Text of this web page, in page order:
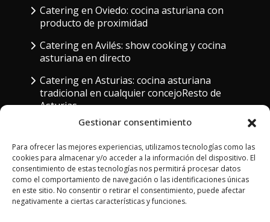
Gestionar consentimiento
Para ofrecer las mejores experiencias, utilizamos tecnologías como las
cookies para almacenar y/o acceder a la información del dispositivo. El
consentimiento de estas tecnologías nos permitirá procesar datos
como el comportamiento de navegación o las identificaciones únicas
en este sitio. No consentir o retirar el consentimiento, puede afectar
negativamente a ciertas características y funciones.
Catering en Oviedo: cocina asturiana con
producto de proximidad
Catering en Avilés: show cooking y cocina
asturiana en directo
Catering en Asturias: cocina asturiana
tradicional en cualquier concejoResto de
Asturias
Contacto